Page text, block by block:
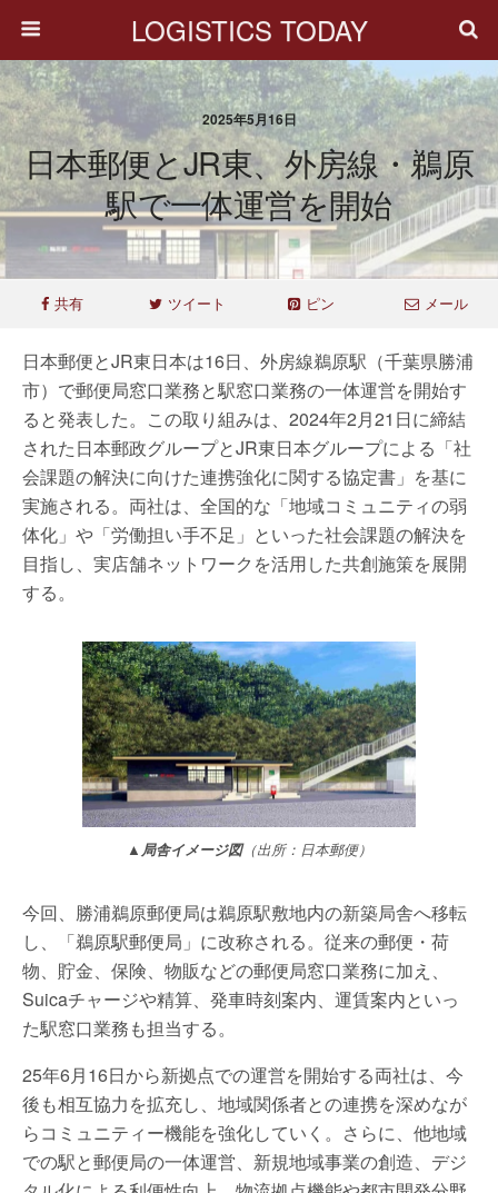
LOGISTICS TODAY
2025年5月16日
日本郵便とJR東、外房線・鵜原
駅で一体運営を開始
共有 ツイート ピン メール
日本郵便とJR東日本は16日、外房線鵜原駅（千葉県勝浦
市）で郵便局窓口業務と駅窓口業務の一体運営を開始す
ると発表した。この取り組みは、2024年2月21日に締結
された日本郵政グループとJR東日本グループによる「社
会課題の解決に向けた連携強化に関する協定書」を基に
実施される。両社は、全国的な「地域コミュニティの弱
体化」や「労働担い手不足」といった社会課題の解決を
目指し、実店舗ネットワークを活用した共創施策を展開
する。
▲局舎イメージ図（出所：日本郵便）
今回、勝浦鵜原郵便局は鵜原駅敷地内の新築局舎へ移転
し、「鵜原駅郵便局」に改称される。従来の郵便・荷
物、貯金、保険、物販などの郵便局窓口業務に加え、
Suicaチャージや精算、発車時刻案内、運賃案内といっ
た駅窓口業務も担当する。
25年6月16日から新拠点での運営を開始する両社は、今
後も相互協力を拡充し、地域関係者との連携を深めなが
らコミュニティー機能を強化していく。さらに、他地域
での駅と郵便局の一体運営、新規地域事業の創造、デジ